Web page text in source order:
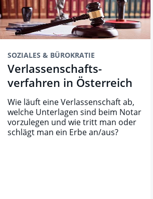
SOZIALES & BÜROKRATIE
Verlassenschafts­
verfahren in Österreich
Wie läuft eine Verlassenschaft ab,
welche Unterlagen sind beim Notar
vorzulegen und wie tritt man oder
schlägt man ein Erbe an/aus?